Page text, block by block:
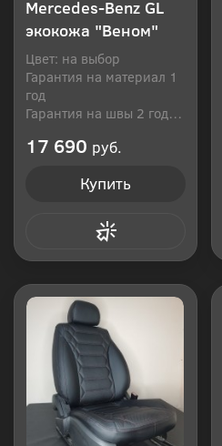
Mercedes-Benz GL
экокожа "Веном"
Цвет: на выбор
Гарантия на материал 1
год
Гарантия на швы 2 года
17 690 руб.
Купить